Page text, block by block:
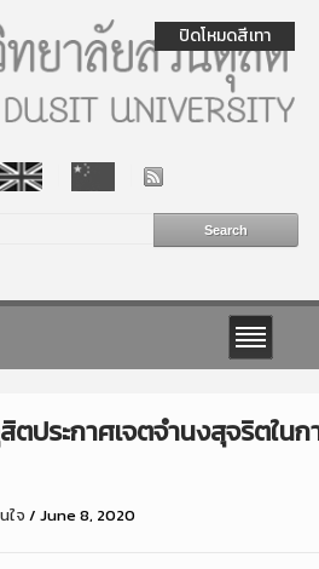
ประกาศเจตจำนงสุจริตในก
ใจ / June 8, 2020
ปิดโหมดสีเทา